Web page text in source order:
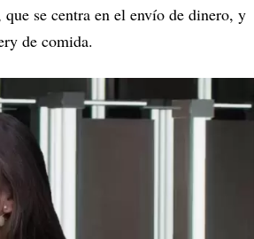
que se centra en el envío de dinero, y
de comida.